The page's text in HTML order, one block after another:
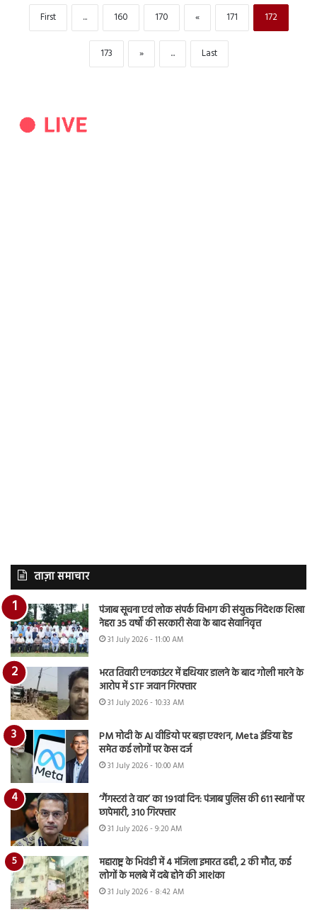
First ... 160 170 « 171 172
173 » ... Last
ताज़ा समाचार
पंजाब सूचना एवं लोक संपर्क विभाग की संयुक्त निदेशक शिखा
नेहरा 35 वर्षों की सरकारी सेवा के बाद सेवानिवृत्त
31 July 2026 - 11:00 AM
भरत तिवारी एनकाउंटर में हथियार डालने के बाद गोली मारने के
आरोप में STF जवान गिरफ्तार
31 July 2026 - 10:33 AM
PM मोदी के AI वीडियो पर बड़ा एक्शन, Meta इंडिया हेड
समेत कई लोगों पर केस दर्ज
31 July 2026 - 10:00 AM
‘गैंगस्टरां ते वार’ का 191वां दिन: पंजाब पुलिस की 611 स्थानों पर
छापेमारी, 310 गिरफ्तार
31 July 2026 - 9:20 AM
महाराष्ट्र के भिवंडी में 4 मंजिला इमारत ढही, 2 की मौत, कई
लोगों के मलबे में दबे होने की आशंका
31 July 2026 - 8:42 AM